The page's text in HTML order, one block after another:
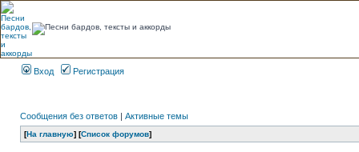
Вход Регистрация
Сообщения без ответов | Активные темы
[На главную] [Список форумов]